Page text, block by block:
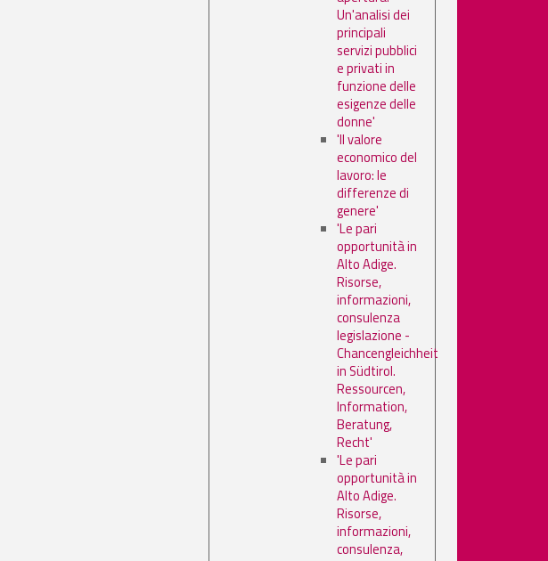
Un'analisi dei
principali
servizi pubblici
e privati in
funzione delle
esigenze delle
donne'
'Il valore
economico del
lavoro: le
differenze di
genere'
'Le pari
opportunità in
Alto Adige.
Risorse,
informazioni,
consulenza
legislazione -
Chancengleichheit
in Südtirol.
Ressourcen,
Information,
Beratung,
Recht'
'Le pari
opportunità in
Alto Adige.
Risorse,
informazioni,
consulenza,